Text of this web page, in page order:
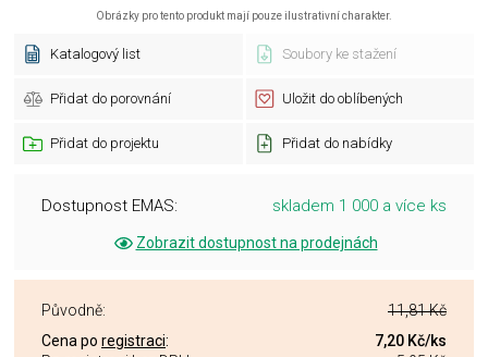
Obrázky pro tento produkt mají pouze ilustrativní charakter.
Katalogový list Soubory ke stažení
Přidat do porovnání Uložit do oblíbených
Přidat do projektu Přidat do nabídky
Dostupnost EMAS: skladem 1 000 a více ks
Zobrazit dostupnost na prodejnách
Původně:
11,81 Kč
Cena po registraci: 7,20 Kč/ks